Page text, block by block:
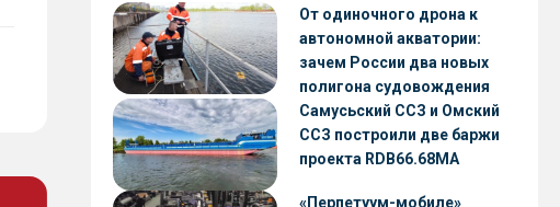
предприятия
От одиночного дрона к
автономной акватории:
зачем России два новых
полигона судовождения
Самусьский ССЗ и Омский
ССЗ построили две баржи
проекта RDB66.68МА
«Перпетуум-мобиле»